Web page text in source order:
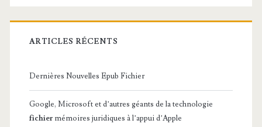
ARTICLES RÉCENTS
Dernières Nouvelles Epub Fichier
Google, Microsoft et d’autres géants de la technologie
fichier mémoires juridiques à l’appui d’Apple